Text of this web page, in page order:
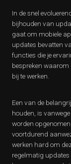
In de snel
bijhouden van
gaat om mobiele
updates bevatten
functies die je
bespreken
bij te werken.
Een van de
houden, is
worden
voortdurend
werken hard om
regelmatig updates